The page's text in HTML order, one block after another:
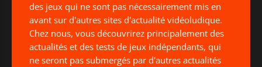
des jeux qui ne sont pas nécessairement mis en
avant sur d'autres sites d'actualité vidéoludique.
Chez nous, vous découvrirez principalement des
actualités et des tests de jeux indépendants, qui
ne seront pas submergés par d'autres actualités